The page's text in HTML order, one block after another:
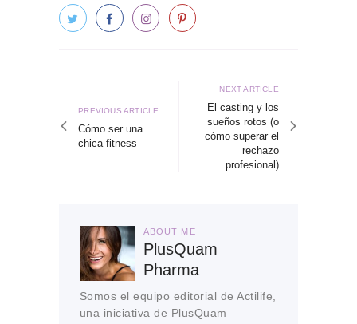
entradas
Previous
article
PREVIOUS ARTICLE
Cómo ser una
chica fitness
Next
article
NEXT ARTICLE
El casting y los
sueños rotos (o
cómo superar el
rechazo
profesional)
ABOUT ME
PlusQuam
Pharma
Somos el equipo editorial de Actilife,
una iniciativa de PlusQuam